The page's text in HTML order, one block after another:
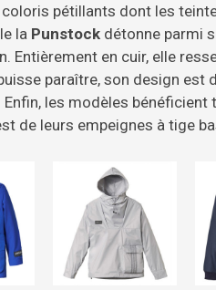
pétillants dont les
la Punstock détonne parmi
en cuir, elle
paraître, son design est
les modèles bénéficient
de leurs empeignes à tige